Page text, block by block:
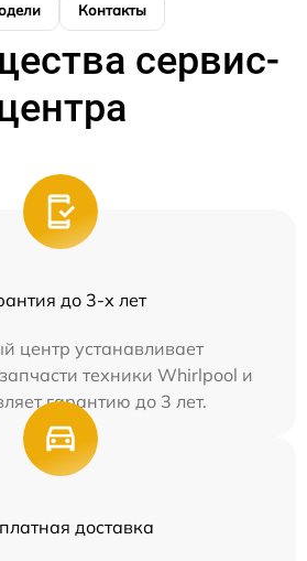
Контакты
сервис-
до 3-х лет
центр устанавливает
техники Whirlpool и
гарантию до 3 лет.
доставка